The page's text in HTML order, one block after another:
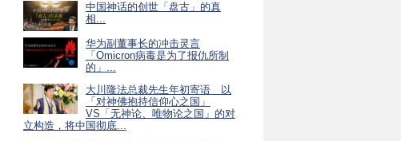
中国神话的创世「盘古」的真
相...
华为副董事长的冲击灵言
「Omicron病毒是为了报仇所制
的」...
大川隆法总裁先生年初寄语 以
「对神佛抱持信仰心之国」
VS「无神论、唯物论之国」的对
立构造，将中国彻底...